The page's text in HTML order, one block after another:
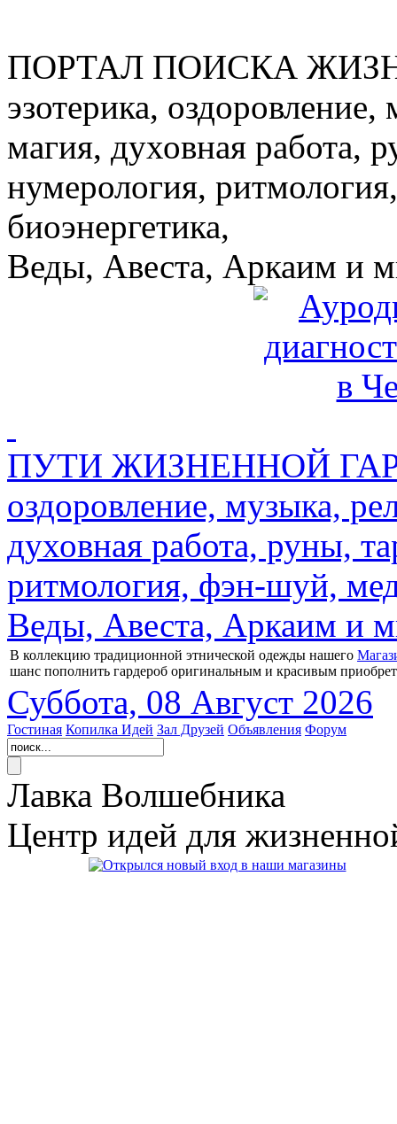
ПОРТАЛ ПОИСКА
эзотерика,
магия, духовная работа,
нумерология,
биоэнергетика,
Веды, Авеста, Аркаим и
ПУТИ ЖИЗНЕННОЙ
оздоровление, музыка,
духовная работа, руны,
ритмология, фэн-шуй,
Веды, Авеста, Аркаим и
В коллекцию традиционной этнической одежды нашего
шанс пополнить гардероб оригинальным и красивым
Суббота, 08 Август 2026
Гостиная Копилка Идей Зал Друзей Объявления Форум
Лавка Волшебника
Центр идей для